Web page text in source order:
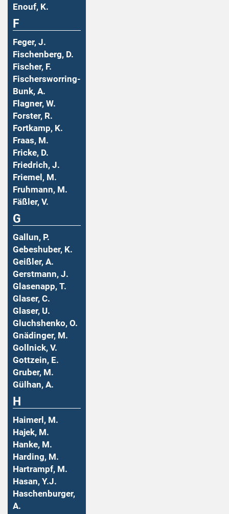
Enouf, K.
F
Feger, J.
Fischenberg, D.
Fischer, F.
Fischersworring-
Bunk, A.
Flagner, W.
Forster, R.
Fortkamp, K.
Fraas, M.
Fricke, D.
Friedrich, J.
Friemel, M.
Fruhmann, M.
Fäßler, V.
G
Gallun, P.
Gebeshuber, K.
Geißler, A.
Gerstmann, J.
Glasenapp, T.
Glaser, C.
Glaser, U.
Gluchshenko, O.
Gnädinger, M.
Gollnick, V.
Gottzein, E.
Gruber, M.
Gülhan, A.
H
Haimerl, M.
Hajek, M.
Hanke, M.
Harding, M.
Hartrampf, M.
Hasan, Y.J.
Haschenburger,
A.